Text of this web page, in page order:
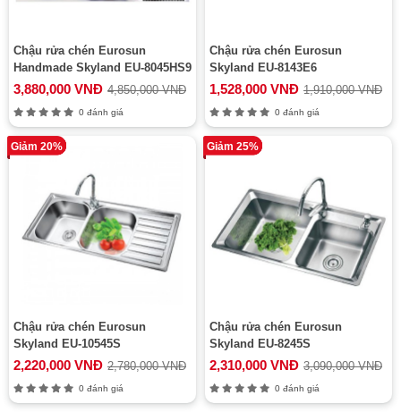
Chậu rửa chén Eurosun
Handmade Skyland EU-8045HS9
3,880,000 VNĐ 4,850,000 VNĐ
0 đánh giá
Chậu rửa chén Eurosun
Skyland EU-8143E6
1,528,000 VNĐ 1,910,000 VNĐ
0 đánh giá
Giảm 20%
Chậu rửa chén Eurosun
Skyland EU-10545S
2,220,000 VNĐ 2,780,000 VNĐ
0 đánh giá
Giảm 25%
Chậu rửa chén Eurosun
Skyland EU-8245S
2,310,000 VNĐ 3,090,000 VNĐ
0 đánh giá